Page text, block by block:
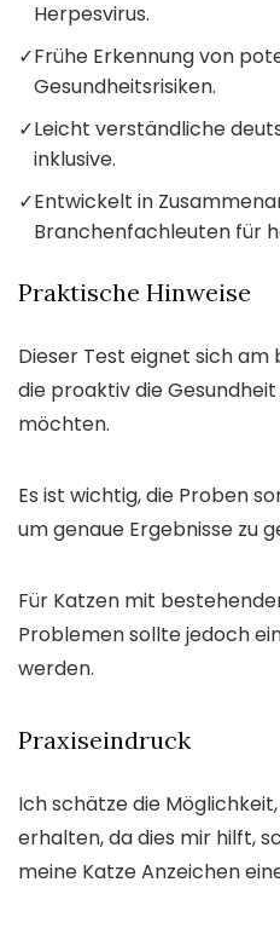
Herpesvirus.
✓Frühe Erkennung von
Gesundheitsrisiken.
✓Leicht verständliche
inklusive.
✓Entwickelt in
Branchenfachleuten für
Praktische Hinweise
Dieser Test eignet sich
die proaktiv die
möchten.
Es ist wichtig, die Proben
um genaue Ergebnisse zu
Für Katzen mit
Problemen sollte jedoch
werden.
Praxiseindruck
Ich schätze die
erhalten, da dies mir hilft,
meine Katze Anzeichen